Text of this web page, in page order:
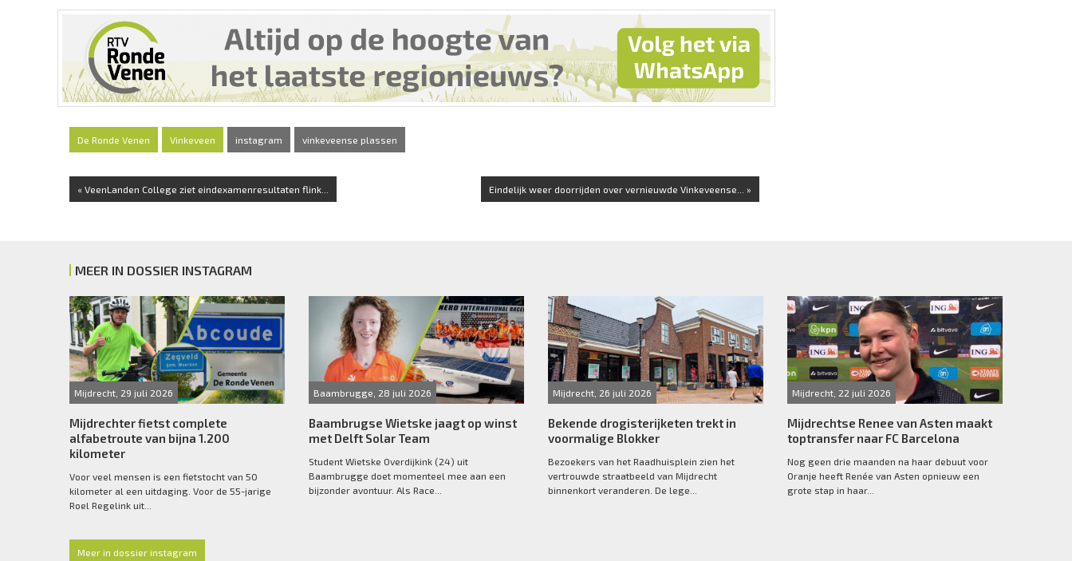
De Ronde Venen Vinkeveen instagram vinkeveense plassen
« VeenLanden College ziet eindexamenresultaten flink... Eindelijk weer doorrijden over vernieuwde Vinkeveense... »
MEER IN DOSSIER INSTAGRAM
Mijdrecht, 29 juli 2026
Mijdrechter fietst complete
alfabetroute van bijna 1.200
kilometer
Voor veel mensen is een fietstocht van 50
kilometer al een uitdaging. Voor de 55-jarige
Roel Regelink uit...
Baambrugge, 28 juli 2026
Baambrugse Wietske jaagt op winst
met Delft Solar Team
Student Wietske Overdijkink (24) uit
Baambrugge doet momenteel mee aan een
bijzonder avontuur. Als Race...
Mijdrecht, 26 juli 2026
Bekende drogisterijketen trekt in
voormalige Blokker
Bezoekers van het Raadhuisplein zien het
vertrouwde straatbeeld van Mijdrecht
binnenkort veranderen. De lege...
Mijdrecht, 22 juli 2026
Mijdrechtse Renee van Asten maakt
toptransfer naar FC Barcelona
Nog geen drie maanden na haar debuut voor
Oranje heeft Renée van Asten opnieuw een
grote stap in haar...
Meer in dossier instagram